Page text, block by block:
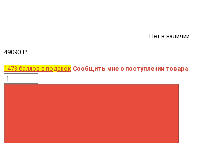
Нет в наличии
49090 ₽
1473 баллов в подарок Сообщить мне о поступлении товара